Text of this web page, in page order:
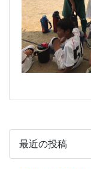
最近の投稿